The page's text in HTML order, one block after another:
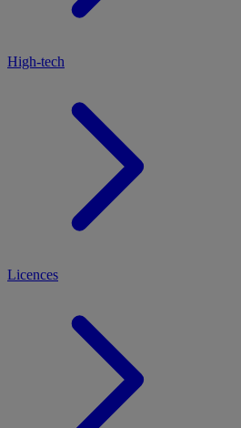
High-tech
Licences